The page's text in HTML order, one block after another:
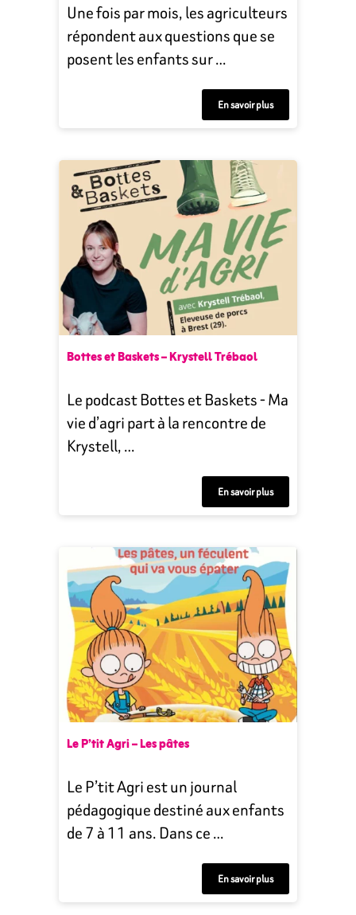
Une fois par mois, les agriculteurs
répondent aux questions que se
posent les enfants sur …
En savoir plus
Bottes et Baskets – Krystell Trébaol
Le podcast Bottes et Baskets - Ma
vie d’agri part à la rencontre de
Krystell, …
En savoir plus
Le P’tit Agri – Les pâtes
Le P’tit Agri est un journal
pédagogique destiné aux enfants
de 7 à 11 ans. Dans ce …
En savoir plus